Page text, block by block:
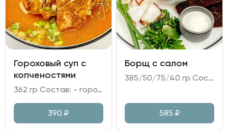
Гороховый суп с
копченостями
362 гр Состав: - горох; картофель; морковь; лук репчатый; - бульон куриный; масло сливочное; - ребра копченые; охотничьи колбаски; - зелень.
390 ₽
Борщ с салом
385/50/75/40 гр Состав: - бульон куриный; грудинка говяжья томленая; капуста белокочанная; картофель; морковь; свекла; чеснок; лук репчатый; соус Демигласс; томатная паста; укроп; - сало копченое; сало соленое; - хлеб Бородинский; - сметана.
585 ₽